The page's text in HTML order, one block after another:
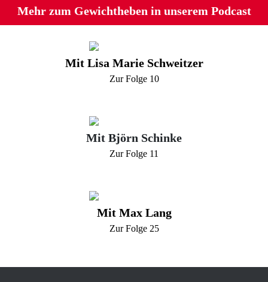
Mehr zum Gewichtheben in unserem Podcast
Mit Lisa Marie Schweitzer
Zur Folge 10
Mit Björn Schinke
Zur Folge 11
Mit Max Lang
Zur Folge 25